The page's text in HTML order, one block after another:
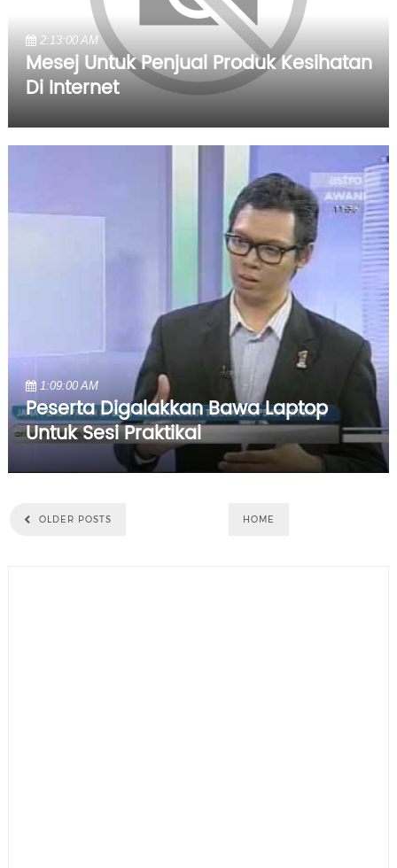
2:13:00 AM
Mesej Untuk Penjual Produk Kesihatan
Di Internet
1:09:00 AM
Peserta Digalakkan Bawa Laptop
Untuk Sesi Praktikal
OLDER POSTS HOME